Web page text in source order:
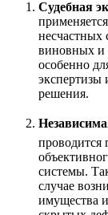
Судебная
несчастных
виновных и
особенно
экспертизы
решения.
проводится
системы.
случае
имущества